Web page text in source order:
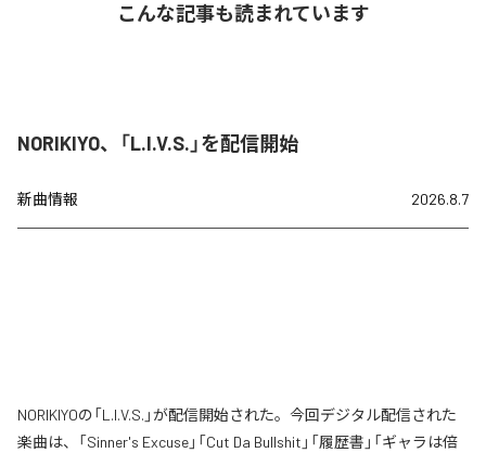
こんな記事も読まれています
NORIKIYO、「L.I.V.S.」を配信開始
新曲情報 2026.8.7
NORIKIYOの「L.I.V.S.」が配信開始された。今回デジタル配信された
楽曲は、「Sinner's Excuse」「Cut Da Bullshit」「履歴書」「ギャラは倍